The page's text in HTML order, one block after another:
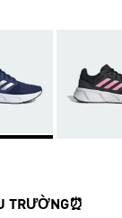
TRƯỜNG⏰